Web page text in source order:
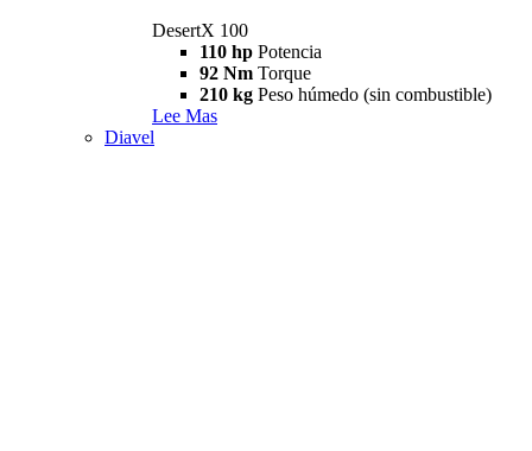
DesertX 100
110 hp Potencia
92 Nm Torque
210 kg Peso húmedo (sin combustible)
Lee Mas
Diavel